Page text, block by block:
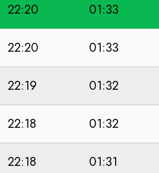
22:20 01:33
22:20 01:33
22:19 01:32
22:18 01:32
22:18 01:31